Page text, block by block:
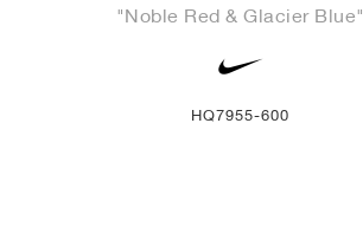
"Noble Red & Glacier Blue"
HQ7955-600